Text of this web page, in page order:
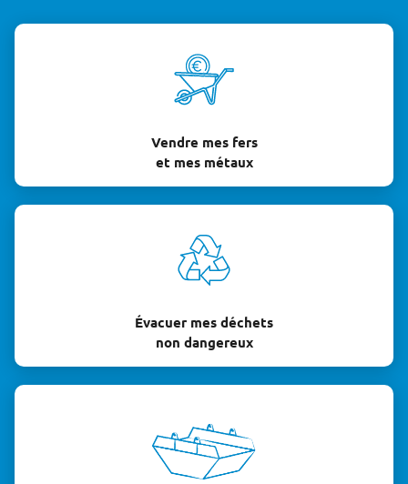
Vendre mes fers
et mes métaux
Évacuer mes déchets
non dangereux